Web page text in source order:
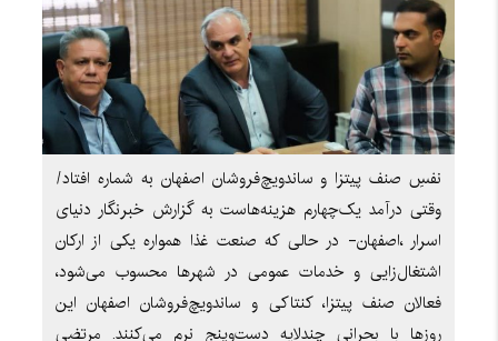
نفسِ صنف پیتزا و ساندویچ‌فروشان اصفهان به شماره افتاد/
وقتی درآمد یک‌چهارم هزینه‌هاست به گزارش خبرنگار دنیای
اسرار ،اصفهان- در حالی که صنعت غذا همواره یکی از ارکان
اشتغال‌زایی و خدمات عمومی در شهرها محسوب می‌شود،
فعالان صنف پیتزا، کنتاکی و ساندویچ‌فروشان اصفهان این
روزها با بحرانی چندلایه دست‌وپنج نرم می‌کنند. مرتضی